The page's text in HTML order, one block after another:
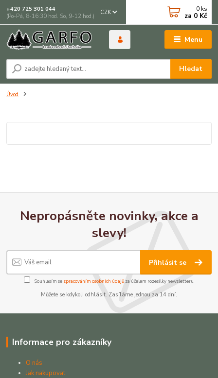
Menu
CZK
Hledat
+420 725 301 044
(Po-Pá, 8-16:30 hod. So, 9-12 hod.)
0 ks
za 0 Kč
Úvod
Nepropásněte novinky, akce a
slevy!
Přihlásit se
Souhlasím se zpracováním osobních údajůza účelem rozesílky newsletteru.
Můžete se kdykoli odhlásit. Zasíláme jednou za 14 dní.
Informace pro zákazníky
O nás
Jak nakupovat